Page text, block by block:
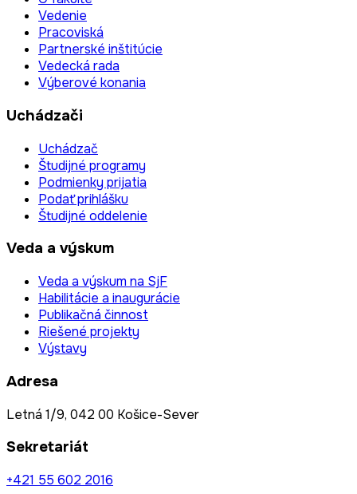
Vedenie
Pracoviská
Partnerské inštitúcie
Vedecká rada
Výberové konania
Uchádzači
Uchádzač
Študijné programy
Podmienky prijatia
Podať prihlášku
Študijné oddelenie
Veda a výskum
Veda a výskum na SjF
Habilitácie a inaugurácie
Publikačná činnost
Riešené projekty
Výstavy
Adresa
Letná 1/9, 042 00 Košice-Sever
Sekretariát
+421 55 602 2016